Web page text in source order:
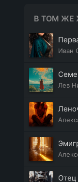
В ТОМ ЖЕ
Иван
Лев
Отец